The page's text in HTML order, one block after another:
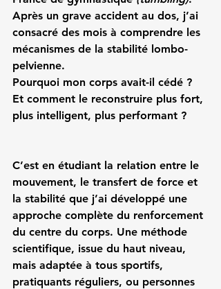
Après un grave accident au dos, j’ai
consacré des mois à comprendre les
mécanismes de la stabilité lombo-
pelvienne.
Pourquoi mon corps avait-il cédé ?
Et comment le reconstruire plus fort,
plus intelligent, plus performant ?
C’est en étudiant la relation entre le
mouvement, le transfert de force et
la stabilité que j’ai développé une
approche complète du renforcement
du centre du corps. Une méthode
scientifique, issue du haut niveau,
mais adaptée à tous sportifs,
pratiquants réguliers, ou personnes